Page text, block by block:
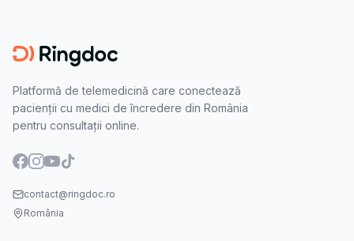
Platformă de telemedicină care conectează
pacienții cu medici de încredere din România
pentru consultații online.
contact@ringdoc.ro
România